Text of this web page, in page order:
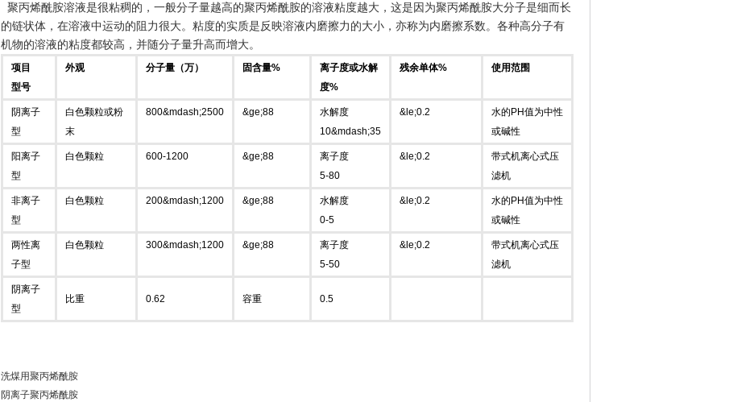
聚丙烯酰胺溶液是很粘稠的，一般分子量越高的聚丙烯酰胺的溶液粘度越大，这是因为聚丙烯酰胺大分子是细而长
的链状体，在溶液中运动的阻力很大。粘度的实质是反映溶液内磨擦力的大小，亦称为内磨擦系数。各种高分子有
机物的溶液的粘度都较高，并随分子量升高而增大。
项目
型号
外观 分子量（万） 固含量%
离子度或水解
度%
残余单体% 使用范围
阴离子
型
白色颗粒或粉
末
800&mdash;2500 &ge;88
水解度
10&mdash;35
&le;0.2
水的PH值为中性
或碱性
阳离子
型
白色颗粒 600-1200 &ge;88
离子度
5-80
&le;0.2
带式机离心式压
滤机
非离子
型
白色颗粒 200&mdash;1200 &ge;88
水解度
0-5
&le;0.2
水的PH值为中性
或碱性
两性离
子型
白色颗粒 300&mdash;1200 &ge;88
离子度
5-50
&le;0.2
带式机离心式压
滤机
阴离子
型
比重 0.62 容重 0.5
洗煤用聚丙烯酰胺
阴离子聚丙烯酰胺